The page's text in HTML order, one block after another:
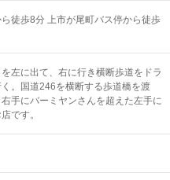
徒歩8分 上市が尾町バス停から徒歩
左に出て、右に行き横断歩道をドラ
。国道246を横断する歩道橋を渡
手にバーミヤンさんを超えた左手に
です。